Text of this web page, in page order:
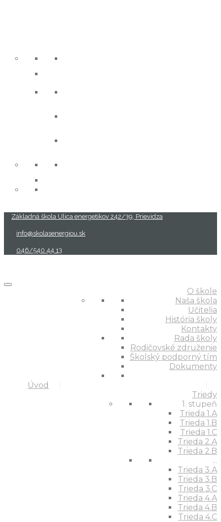
Základná škola Ulica energetikov 242/39, Prievidza
info@skolasenergiou.sk
046/540 44 13
Úvod
O škole
Naša škola
Učitelia
História školy
Kontakty
Rada školy
Rodičovské združenie
Školský podporný tím
Dokumenty
Triedy
1. stupeň
Trieda 1.A
Trieda 1.B
Trieda 1.C
Trieda 2.A
Trieda 2.B
...
Trieda 3.A
Trieda 3.B
Trieda 3.C
Trieda 4.A
Trieda 4.B
Trieda 4.C